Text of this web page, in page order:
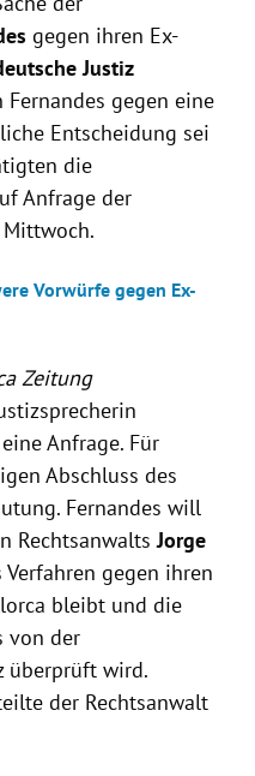
die Abgabe wurde
eingelegt.
unter anderem
Profile; die
ermittelt parallel.
gegen ihren Ex-
Justiz
gegen eine
Entscheidung sei
die
Anfrage der
Mittwoch.
Vorwürfe gegen Ex-
Zeitung
Anfrage. Für
Abschluss des
Fernandes will
RechtsanwaltsJorge
Verfahren gegen ihren
bleibt und die
von der
überprüft wird.
der Rechtsanwalt